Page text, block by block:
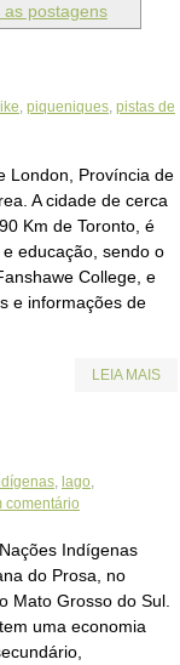
postagens
piqueniques pistas de
London, Província de
A cidade de cerca
Km de Toronto, é
educação, sendo o
College, e
e informações de
LEIA MAIS
lago
comentário
Indígenas
do Prosa, no
Mato Grosso do Sul.
uma economia